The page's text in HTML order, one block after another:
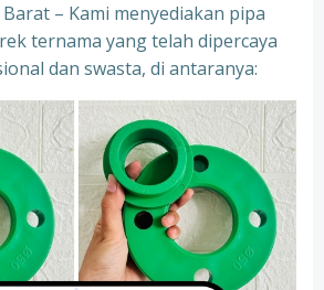
Barat – Kami menyediakan pipa
ternama yang telah dipercaya
dan swasta, di antaranya: